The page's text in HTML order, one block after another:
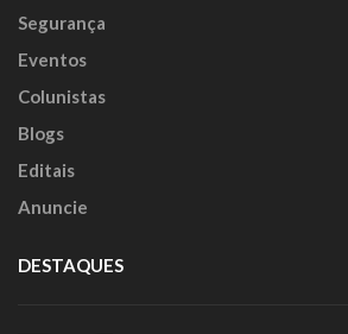
Segurança
Eventos
Colunistas
Blogs
Editais
Anuncie
DESTAQUES